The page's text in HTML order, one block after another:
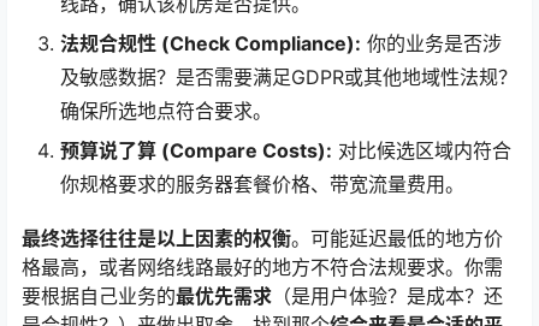
法规合规性 (Check Compliance): 你的业务是否涉
及敏感数据？是否需要满足GDPR或其他地域性法规？
确保所选地点符合要求。
预算说了算 (Compare Costs): 对比候选区域内符合
你规格要求的服务器套餐价格、带宽流量费用。
最终选择往往是以上因素的权衡。可能延迟最低的地方价
格最高，或者网络线路最好的地方不符合法规要求。你需
要根据自己业务的最优先需求 （是用户体验？是成本？还